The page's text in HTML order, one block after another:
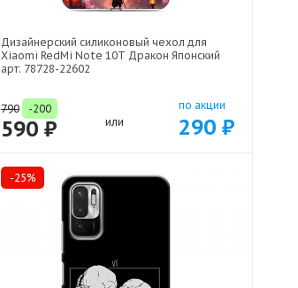
Дизайнерский силиконовый чехол для
Xiaomi RedMi Note 10T Дракон Японский
арт: 78728-22602
790 -200
590 ₽ или
по акции
290 ₽
-25%